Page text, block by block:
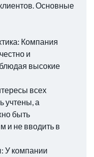
Основные
Компания
и
высокие
всех
учтены, а
быть
и не вводить в
У компании